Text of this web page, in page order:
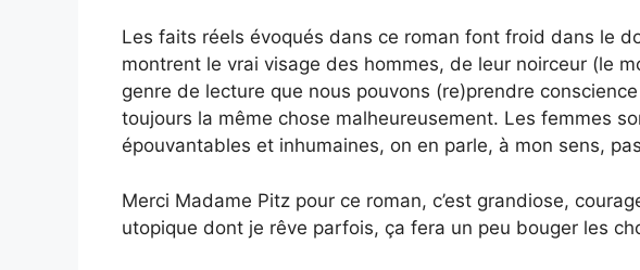
Les faits réels évoqués dans ce roman font froid dans le
montrent le vrai visage des hommes, de leur noirceur (le
genre de lecture que nous pouvons (re)prendre
toujours la même chose malheureusement. Les femmes
épouvantables et inhumaines, on en parle, à mon sens,
Merci Madame Pitz pour ce roman, c’est grandiose,
utopique dont je rêve parfois, ça fera un peu bouger les